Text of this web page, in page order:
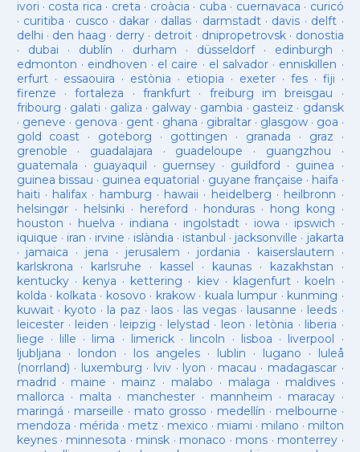
ivori · costa rica · creta · croàcia · cuba · cuernavaca · curicó
· curitiba · cusco · dakar · dallas · darmstadt· davis · delft ·
delhi · den haag · derry· detroit· dnipropetrovsk· donostia
· dubai · dublín · durham · düsseldorf· edinburgh ·
edmonton · eindhoven · el caire · el salvador · enniskillen ·
erfurt· essaouira · estònia · etiopia · exeter· fes· fiji ·
firenze ·fortaleza · frankfurt· freiburg im breisgau ·
fribourg · galati · galiza · galway· gambia · gasteiz · gdansk
· geneve · genova · gent· ghana · gibraltar· glasgow· goa ·
gold coast · goteborg · gottingen · granada · graz ·
grenoble · guadalajara · guadeloupe · guangzhou ·
guatemala · guayaquil · guernsey· guildford · guinea ·
guinea bissau · guinea equatorial · guyane française · haifa ·
haiti · halifax · hamburg · hawaii · heidelberg · heilbronn ·
helsingør· helsinki · hereford · honduras· hong kong ·
houston · huelva · indiana · ingolstadt· iowa · ipswich ·
iquique · iran · irvine · islàndia · istanbul · jacksonville · jakarta
· jamaica · jena · jerusalem · jordania · kaiserslautern ·
karlskrona · karlsruhe · kassel · kaunas· kazakhstan ·
kentucky· kenya · kettering · kiev· klagenfurt · koeln ·
kolda · kolkata · kosovo · krakow· kuala lumpur · kunming ·
kuwait· kyoto · la paz · laos· las vegas· lausanne · leeds ·
leicester· leiden · leipzig · lelystad · leon · letònia · liberia ·
liege · lille · lima · limerick· lincoln · lisboa · liverpool ·
ljubljana · london · los angeles· lublin · lugano · luleå
(norrland) · luxemburg · lviv · lyon · macau · madagascar·
madrid · maine · mainz · malabo · malaga · maldives·
mallorca · malta · manchester· mannheim · maracay·
maringá · marseille · mato grosso · medellín · melbourne ·
mendoza · mérida · metz · mexico · miami · milano · milton
keynes· minnesota · minsk · monaco · mons · monterrey ·